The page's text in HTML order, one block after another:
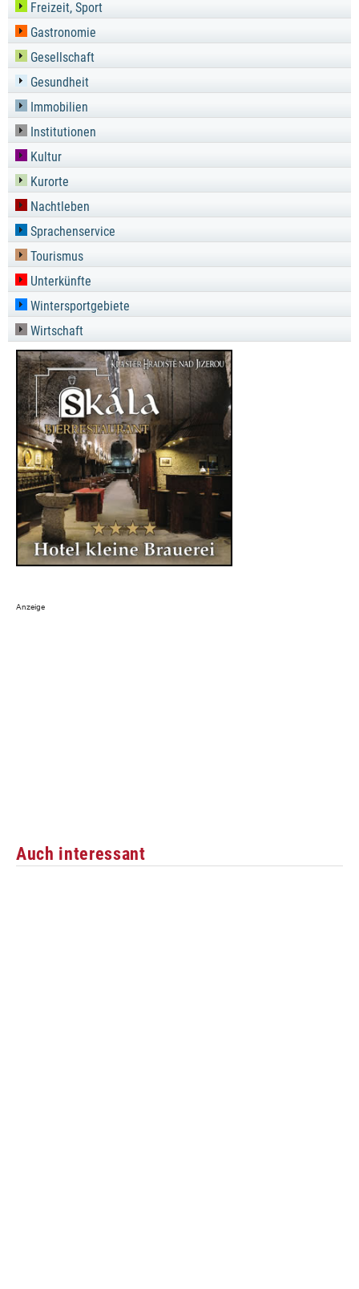
Freizeit, Sport
Gastronomie
Gesellschaft
Gesundheit
Immobilien
Institutionen
Kultur
Kurorte
Nachtleben
Sprachenservice
Tourismus
Unterkünfte
Wintersportgebiete
Wirtschaft
Auch interessant